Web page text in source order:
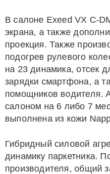
В салоне Exeed VX C-
экрана, а также
проекция. Также
подогрев рулевого
на 23 динамика, отсек
зарядки смартфона, а
помощников водителя.
салоном на 6 либо 7
выполнена из кожи
Гибридный силовой
динамику паркетника.
производителя, общий